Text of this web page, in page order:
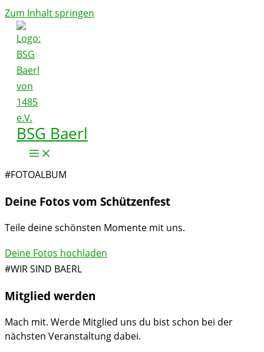
Zum Inhalt springen
BSG Baerl
#FOTOALBUM
Deine Fotos vom Schützenfest
Teile deine schönsten Momente mit uns.
Deine Fotos hochladen
#WIR SIND BAERL
Mitglied werden
Mach mit. Werde Mitglied uns du bist schon bei der
nächsten Veranstaltung dabei.